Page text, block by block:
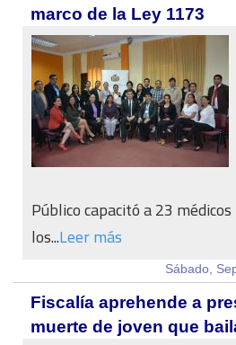
marco de la Ley 1173
Público capacitó a 23
los...Leer más
Sábado,
Fiscalía aprehende a
muerte de joven que